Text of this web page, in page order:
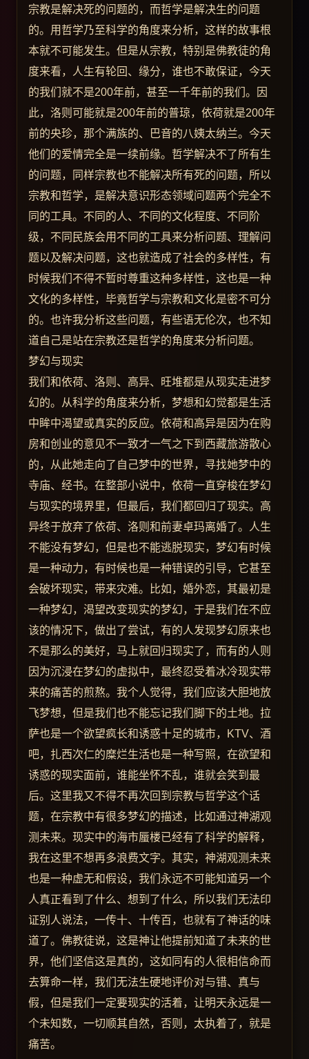
宗教是解决死的问题的，而哲学是解决生的问题
的。用哲学乃至科学的角度来分析，这样的故事根
本就不可能发生。但是从宗教，特别是佛教徒的角
度来看，人生有轮回、缘分，谁也不敢保证，今天
的我们就不是200年前，甚至一千年前的我们。因
此，洛则可能就是200年前的普琼，依荷就是200年
前的央珍，那个满族的、巴音的八姨太纳兰。今天
他们的爱情完全是一续前缘。哲学解决不了所有生
的问题，同样宗教也不能解决所有死的问题，所以
宗教和哲学，是解决意识形态领域问题两个完全不
同的工具。不同的人、不同的文化程度、不同阶
级，不同民族会用不同的工具来分析问题、理解问
题以及解决问题，这也就造成了社会的多样性，有
时候我们不得不暂时尊重这种多样性，这也是一种
文化的多样性，毕竟哲学与宗教和文化是密不可分
的。也许我分析这些问题，有些语无伦次，也不知
道自己是站在宗教还是哲学的角度来分析问题。
梦幻与现实
我们和依荷、洛则、高异、旺堆都是从现实走进梦
幻的。从科学的角度来分析，梦想和幻觉都是生活
中眸中渴望或真实的反应。依荷和高异是因为在购
房和创业的意见不一致才一气之下到西藏旅游散心
的，从此她走向了自己梦中的世界，寻找她梦中的
寺庙、经书。在整部小说中，依荷一直穿梭在梦幻
与现实的境界里，但最后，我们都回归了现实。高
异终于放弃了依荷、洛则和前妻卓玛离婚了。人生
不能没有梦幻，但是也不能逃脱现实，梦幻有时候
是一种动力，有时候也是一种错误的引导，它甚至
会破坏现实，带来灾难。比如，婚外恋，其最初是
一种梦幻，渴望改变现实的梦幻，于是我们在不应
该的情况下，做出了尝试，有的人发现梦幻原来也
不是那么的美好，马上就回归现实了，而有的人则
因为沉浸在梦幻的虚拟中，最终忍受着冰冷现实带
来的痛苦的煎熬。我个人觉得，我们应该大胆地放
飞梦想，但是我们也不能忘记我们脚下的土地。拉
萨也是一个欲望疯长和诱惑十足的城市，KTV、酒
吧，扎西次仁的糜烂生活也是一种写照，在欲望和
诱惑的现实面前，谁能坐怀不乱，谁就会笑到最
后。这里我又不得不再次回到宗教与哲学这个话
题，在宗教中有很多梦幻的描述，比如通过神湖观
测未来。现实中的海市蜃楼已经有了科学的解释，
我在这里不想再多浪费文字。其实，神湖观测未来
也是一种虚无和假设，我们永远不可能知道另一个
人真正看到了什么、想到了什么，所以我们无法印
证别人说法，一传十、十传百，也就有了神话的味
道了。佛教徒说，这是神让他提前知道了未来的世
界，他们坚信这是真的，这如同有的人很相信命而
去算命一样，我们无法生硬地评价对与错、真与
假，但是我们一定要现实的活着，让明天永远是一
个未知数，一切顺其自然，否则，太执着了，就是
痛苦。